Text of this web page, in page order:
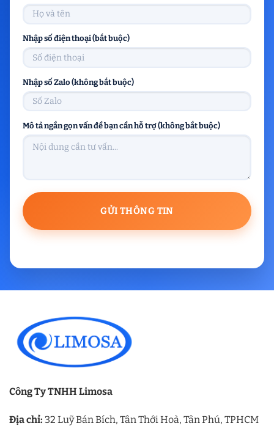
Nhập số điện thoại (bắt buộc)
Nhập số Zalo (không bắt buộc)
Mô tả ngắn gọn vấn đề bạn cần hỗ trợ (không bắt buộc)
Công Ty TNHH Limosa
Địa chỉ: 32 Luỹ Bán Bích, Tân Thới Hoà, Tân Phú, TPHCM